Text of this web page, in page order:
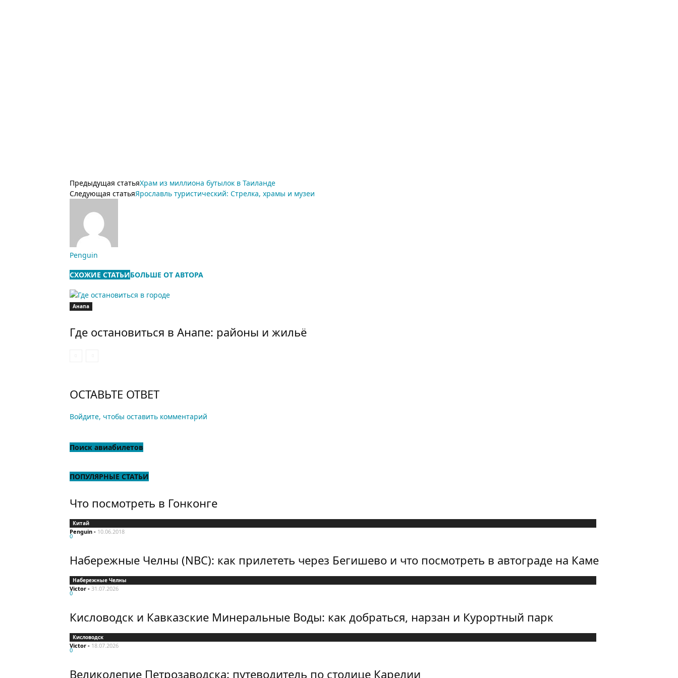
Предыдущая статьяХрам из миллиона бутылок в Таиланде
Следующая статьяЯрославль туристический: Стрелка, храмы и музеи
Penguin
СХОЖИЕ СТАТЬИБОЛЬШЕ ОТ АВТОРА
Анапа
Где остановиться в Анапе: районы и жильё
ОСТАВЬТЕ ОТВЕТ
Войдите, чтобы оставить комментарий
Поиск авиабилетов
ПОПУЛЯРНЫЕ СТАТЬИ
Что посмотреть в Гонконге
Китай
Penguin - 10.06.2018
0
Набережные Челны (NBC): как прилететь через Бегишево и что посмотреть в автограде на Каме
Набережные Челны
Victor - 31.07.2026
0
Кисловодск и Кавказские Минеральные Воды: как добраться, нарзан и Курортный парк
Кисловодск
Victor - 18.07.2026
0
Великолепие Петрозаводска: путеводитель по столице Карелии